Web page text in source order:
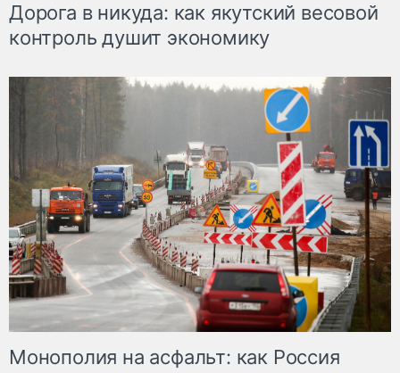
Дорога в никуда: как якутский весовой
контроль душит экономику
Монополия на асфальт: как Россия